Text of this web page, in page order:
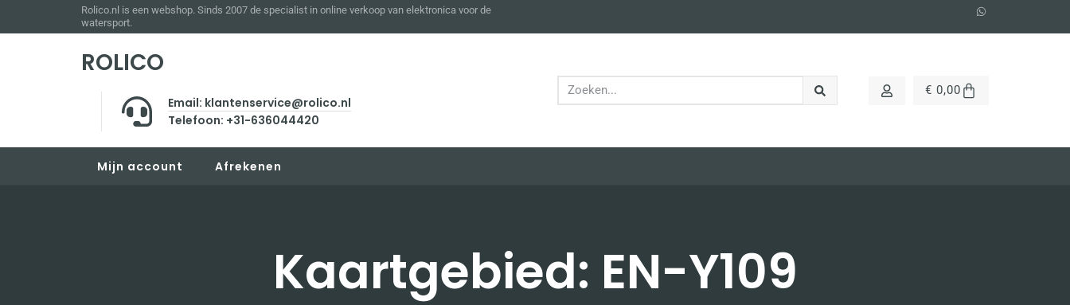
Rolico.nl is een webshop. Sinds 2007 de specialist in online verkoop van elektronica voor de
watersport.
ROLICO
Email: klantenservice@rolico.nl
Telefoon: +31-636044420
€ 0,00
Mijn account Afrekenen
Kaartgebied: EN-Y109